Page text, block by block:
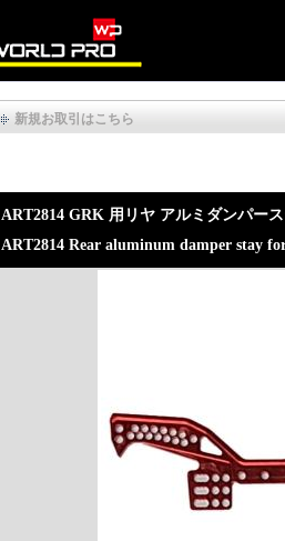
新規お取引はこちら
ART2814 GRK 用リヤ アルミダンパー
ART2814 Rear aluminum damper stay